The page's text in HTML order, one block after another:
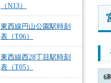
（N13）
東西線円山公園駅時刻
表（T06）
東西線西28丁目駅時刻
表（T05）
6